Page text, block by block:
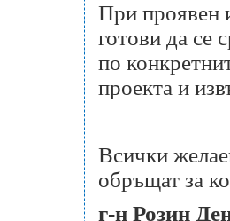
При проявен
готови да се
по
проекта и
Всички
обръщат за
г-н Розин